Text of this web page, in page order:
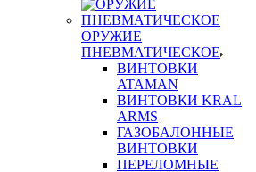
ОРУЖИЕ
ПНЕВМАТИЧЕСКОЕ
ВИНТОВКИ
ATAMAN
ВИНТОВКИ KRAL
ARMS
ГАЗОБАЛОННЫЕ
ВИНТОВКИ
ПЕРЕЛОМНЫЕ